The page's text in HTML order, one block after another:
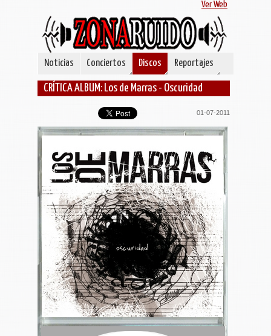
Ver Web
Noticias Conciertos Discos Reportajes
CRÍTICA ALBUM: Los de Marras - Oscuridad
01-07-2011